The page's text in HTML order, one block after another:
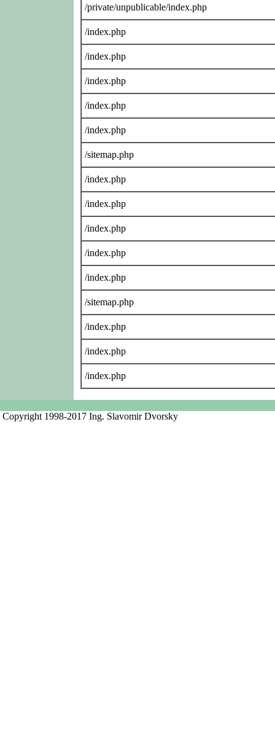
/private/unpublicable/index.php
/index.php
/index.php
/index.php
/index.php
/index.php
/sitemap.php
/index.php
/index.php
/index.php
/index.php
/index.php
/sitemap.php
/index.php
/index.php
/index.php
Copyright 1998-2017 Ing. Slavomir Dvorsky